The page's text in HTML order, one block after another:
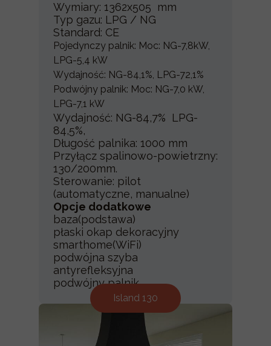
Island 130
Wymiary: 1362x505 mm
Typ gazu: LPG / NG
Standard: CE
Pojedynczy palnik: Moc: NG-7,8kW,
LPG-5,4 kW
Wydajność: NG-84,1%, LPG-72,1%
Podwójny palnik: Moc: NG-7,0 kW,
LPG-7,1 kW
Wydajność: NG-84,7% LPG-
84,5%,
Długość palnika: 1000 mm
Przyłącz spalinowo-powietrzny:
130/200mm.
Sterowanie: pilot
(automatyczne, manualne)
Opcje dodatkowe
baza(podstawa)
płaski okap dekoracyjny
smarthome(WiFi)
podwójna szyba
antyrefleksyjna
podwójny palnik